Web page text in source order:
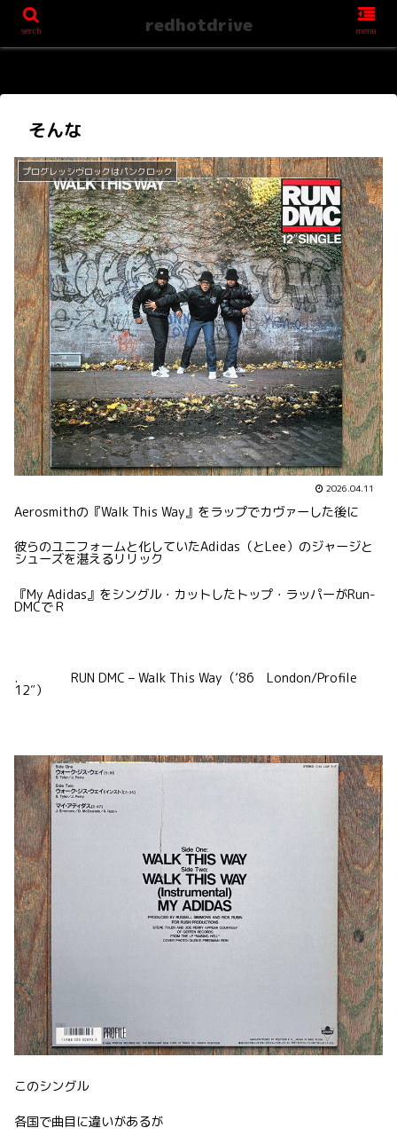
そんな
プログレッシヴロックはパンクロック
2026.04.11
Aerosmithの『Walk This Way』をラップでカヴァーした後に
彼らのユニフォームと化していたAdidas（とLee）のジャージと
シューズを湛えるリリック
『My Adidas』をシングル・カットしたトップ・ラッパーがRun-
DMCでＲ
. RUN DMC – Walk This Way（’86 London/Profile
12″）
このシングル
各国で曲目に違いがあるが
serch redhotdrive menu